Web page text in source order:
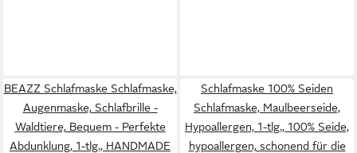
BEAZZ Schlafmaske Schlafmaske,
Augenmaske, Schlafbrille -
Waldtiere, Bequem - Perfekte
Abdunklung, 1-tlg., HANDMADE
Schlafmaske 100% Seiden
Schlafmaske, Maulbeerseide,
Hypoallergen, 1-tlg., 100% Seide,
hypoallergen, schonend für die